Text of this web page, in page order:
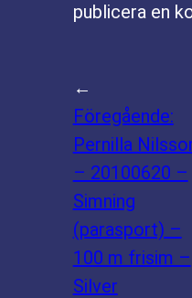
publicera en
←
Föregående:
Pernilla
– 20100620 –
Simning
(parasport) –
100 m frisim –
Silver